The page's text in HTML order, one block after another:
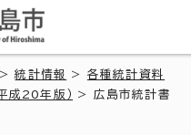
>統計情報 > 各種統計資料
成20年版）
> 広島市統計書